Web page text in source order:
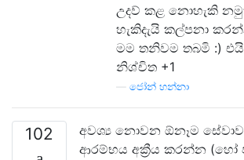
උදව් කළ නොහැකි
හැකිදැයි කල්පනා
මම තනිවම තබමි :)
නිශ්චිත +1
ජෝන් හන්නා
102
අවශ්‍ය නොවන ඕනෑම
ආරම්භය අක්‍රීය කරන්න (හෝ